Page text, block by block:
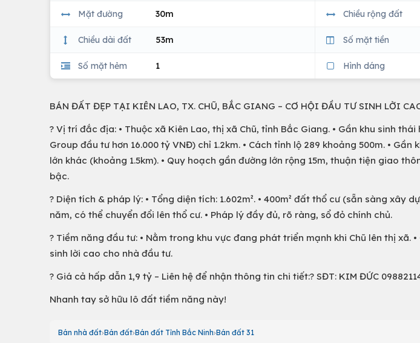
Mặt đường 30m Chiều rộng đất
Chiều dài đất 53m Số mặt tiền
Số mặt hẻm 1 Hình dáng
BÁN ĐẤT ĐẸP TẠI KIÊN LAO, TX. CHŨ, BẮC GIANG – CƠ HỘI ĐẦU TƯ SINH LỜI
? Vị trí đắc địa: • Thuộc xã Kiên Lao, thị xã Chũ, tỉnh Bắc Giang. • Gần khu sinh
Group đầu tư hơn 16.000 tỷ VNĐ) chỉ 1.2km. • Cách tỉnh lộ 289 khoảng 500m. •
lớn khác (khoảng 1.5km). • Quy hoạch gần đường lớn rộng 15m, thuận tiện giao
bậc.
? Diện tích & pháp lý: • Tổng diện tích: 1.602m². • 400m² đất thổ cư (sẵn sàng xây
năm, có thể chuyển đổi lên thổ cư. • Pháp lý đầy đủ, rõ ràng, sổ đỏ chính chủ.
? Tiềm năng đầu tư: • Nằm trong khu vực đang phát triển mạnh khi Chũ lên thị xã.
sinh lời cao cho nhà đầu tư.
? Giá cả hấp dẫn 1,9 tỷ – Liên hệ để nhận thông tin chi tiết:? SĐT: KIM ĐỨC
Nhanh tay sở hữu lô đất tiềm năng này!
Bán nhà đất Bán đất Bán đất Tỉnh Bắc Ninh Bán đất 31